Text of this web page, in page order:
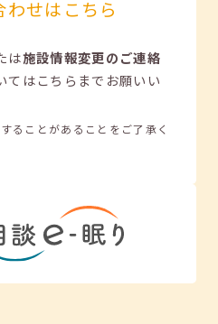
わせはこちら
は施設情報変更のご連絡
てはこちらまでお願いい
ることがあることをご了承く